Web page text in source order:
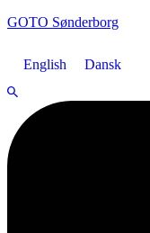
GOTO Sønderborg
English Dansk